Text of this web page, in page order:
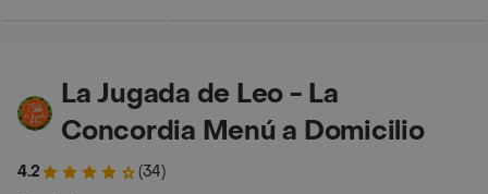
La Jugada de Leo - La
Concordia Menú a Domicilio
4.2
(34)